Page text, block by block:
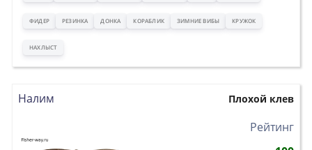
ФИДЕР РЕЗИНКА ДОНКА КОРАБЛИК ЗИМНИЕ ВИБЫ КРУЖОК
НАХЛЫСТ
Налим Плохой клев
Рейтинг